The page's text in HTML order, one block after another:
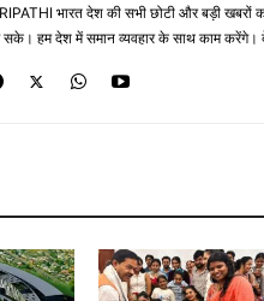
भारत देश की सभी छोटी और बड़ी
हम देश में समान व्यवहार के साथ काम करेंगे।